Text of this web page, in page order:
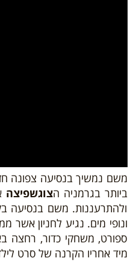
משם נמשיך בנסיעה צפונה
ביותר בגרמניה הצוגשפיצה
ולהתרעננות. משם בנסיעה
ונופי מים. נגיע לחניון
ספורט, משחקי כדור, רחצה
מיד אחריו הקרנה של סרט